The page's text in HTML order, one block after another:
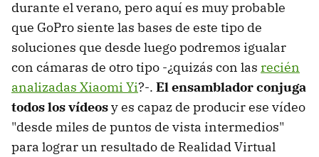
durante el verano, pero aquí es muy probable
que GoPro siente las bases de este tipo de
soluciones que desde luego podremos igualar
con cámaras de otro tipo -¿quizás con las recién
analizadas Xiaomi Yi?-. El ensamblador conjuga
todos los vídeosy es capaz de producir ese vídeo
"desde miles de puntos de vista intermedios"
para lograr un resultado de Realidad Virtual